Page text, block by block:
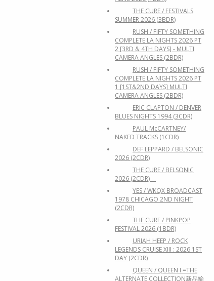
THE CURE / FESTIVALS
SUMMER 2026 (3BDR)
RUSH / FIFTY SOMETHING
COMPLETE LA NIGHTS 2026 PT
2 [3RD & 4TH DAYS] - MULTI
CAMERA ANGLES (2BDR)
RUSH / FIFTY SOMETHING
COMPLETE LA NIGHTS 2026 PT
1 [1ST&2ND DAYS] MULTI
CAMERA ANGLES (2BDR)
ERIC CLAPTON / DENVER
BLUES NIGHTS 1994 (3CDR)
PAUL McCARTNEY/
NAKED TRACKS (1CDR)
DEF LEPPARD / BELSONIC
2026 (2CDR)
THE CURE / BELSONIC
2026 (2CDR)
YES / WKQX BROADCAST
1978 CHICAGO 2ND NIGHT
(2CDR)
THE CURE / PINKPOP
FESTIVAL 2026 (1BDR)
URIAH HEEP / ROCK
LEGENDS CRUISE XIII : 2026 1ST
DAY (2CDR)
QUEEN / QUEEN I =THE
ALTERNATE COLLECTION新品輸